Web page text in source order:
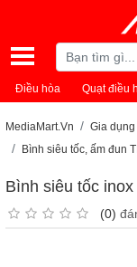
Điều hòa Quạt điều
MediaMart.Vn Gia
Bình siêu tốc, ấm đun
Bình siêu tốc
(0)